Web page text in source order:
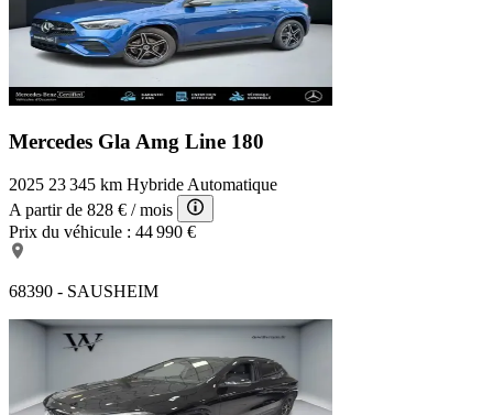
Mercedes Gla Amg Line 180
2025 23 345 km Hybride Automatique
A partir de 828 € / mois
Prix du véhicule : 44 990 €
68390 - SAUSHEIM